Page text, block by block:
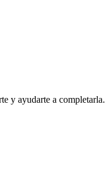
y ayudarte a completarla.